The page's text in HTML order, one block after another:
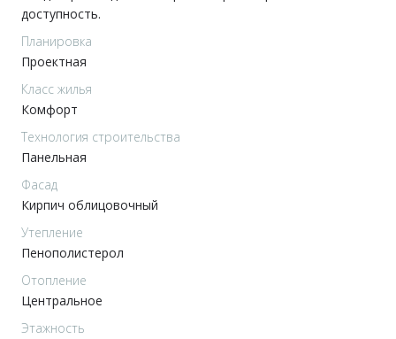
доступность.
Планировка
Проектная
Класс жилья
Комфорт
Технология строительства
Панельная
Фасад
Кирпич облицовочный
Утепление
Пенополистерол
Отопление
Центральное
Этажность